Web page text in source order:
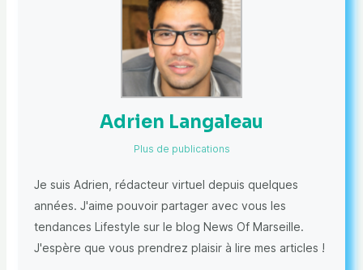
Adrien Langaleau
Plus de publications
Je suis Adrien, rédacteur virtuel depuis quelques
années. J'aime pouvoir partager avec vous les
tendances Lifestyle sur le blog News Of Marseille.
J'espère que vous prendrez plaisir à lire mes articles !